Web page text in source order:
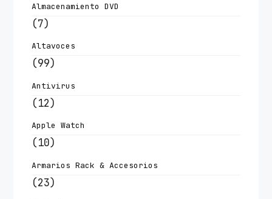
Almacenamiento DVD
(7)
Altavoces
(99)
Antivirus
(12)
Apple Watch
(10)
Armarios Rack & Accesorios
(23)